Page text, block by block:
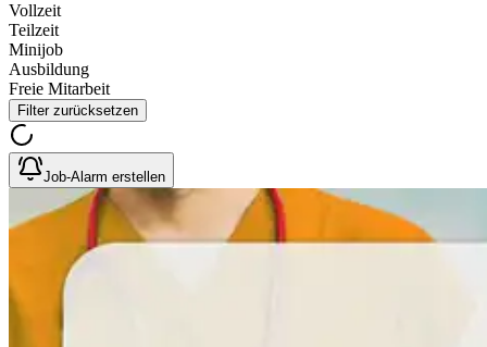
Vollzeit
Teilzeit
Minijob
Ausbildung
Freie Mitarbeit
Filter zurücksetzen
Job-Alarm erstellen